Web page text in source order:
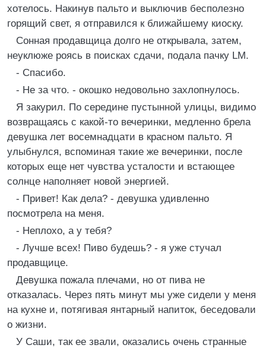
хотелось. Hакинув пальто и выключив бесполезно
горящий свет, я отправился к ближайшему киоску.
Сонная продавщица долго не открывала, затем,
неуклюже роясь в поисках сдачи, подала пачку LM.
- Спасибо.
- Hе за что. - окошко недовольно захлопнулось.
Я закурил. По середине пустынной улицы, видимо
возвращаясь с какой-то вечеринки, медленно брела
девушка лет восемнадцати в красном пальто. Я
улыбнулся, вспоминая такие же вечеринки, после
которых еще нет чувства усталости и встающее
солнце наполняет новой энергией.
- Привет! Как дела? - девушка удивленно
посмотрела на меня.
- Hеплохо, а у тебя?
- Лучше всех! Пиво будешь? - я уже стучал
продавщице.
Девушка пожала плечами, но от пива не
отказалась. Через пять минут мы уже сидели у меня
на кухне и, потягивая янтарный напиток, беседовали
о жизни.
У Саши, так ее звали, оказались очень странные